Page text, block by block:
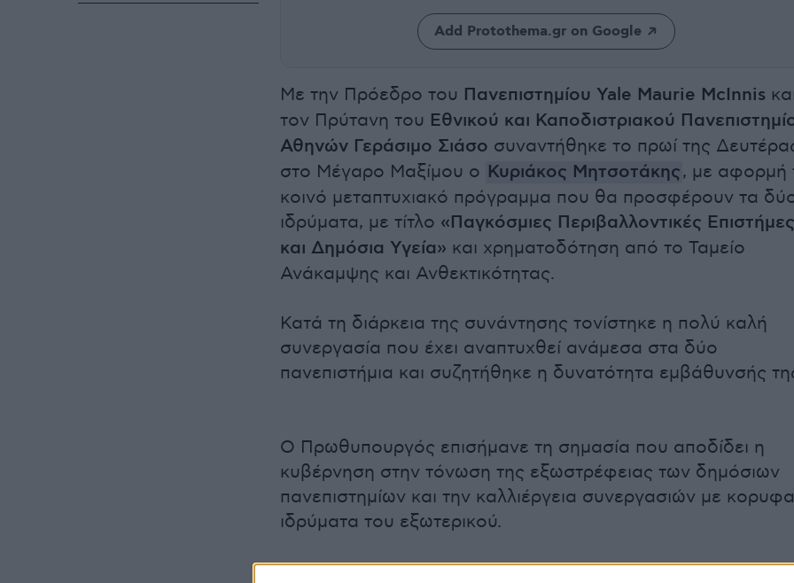
Add Protothema.gr on Google
Με την Πρόεδρο του Πανεπιστημίου Yale Maurie McInnis
τον Πρύτανη του Εθνικού και Καποδιστριακού
Αθηνών Γεράσιμο Σιάσο συναντήθηκε το πρωί της
στο Μέγαρο Μαξίμου ο Κυριάκος Μητσοτάκης, με αφορμή
κοινό μεταπτυχιακό πρόγραμμα που θα προσφέρουν τα
ιδρύματα, με τίτλο «Παγκόσμιες Περιβαλλοντικές Επιστήμες
και Δημόσια Υγεία» και χρηματοδότηση από το Ταμείο
Ανάκαμψης και Ανθεκτικότητας.
Κατά τη διάρκεια της συνάντησης τονίστηκε η πολύ καλή
συνεργασία που έχει αναπτυχθεί ανάμεσα στα δύο
πανεπιστήμια και συζητήθηκε η δυνατότητα εμβάθυνσής
Ο Πρωθυπουργός επισήμανε τη σημασία που αποδίδει η
κυβέρνηση στην τόνωση της εξωστρέφειας των δημόσιων
πανεπιστημίων και την καλλιέργεια συνεργασιών με
ιδρύματα του εξωτερικού.
Το κοινό μεταπτυχιακό πρόγραμμα αποτελεί μέρος του